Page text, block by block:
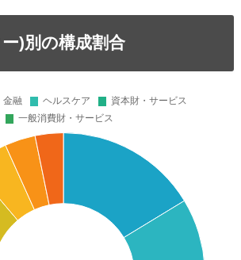
)別の構成割合